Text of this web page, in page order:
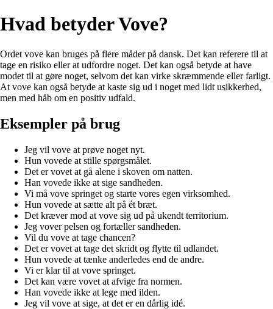
Hvad betyder Vove?
Ordet vove kan bruges på flere måder på dansk. Det kan referere til at
tage en risiko eller at udfordre noget. Det kan også betyde at have
modet til at gøre noget, selvom det kan virke skræmmende eller farligt.
At vove kan også betyde at kaste sig ud i noget med lidt usikkerhed,
men med håb om en positiv udfald.
Eksempler på brug
Jeg vil vove at prøve noget nyt.
Hun vovede at stille spørgsmålet.
Det er vovet at gå alene i skoven om natten.
Han vovede ikke at sige sandheden.
Vi må vove springet og starte vores egen virksomhed.
Hun vovede at sætte alt på ét bræt.
Det kræver mod at vove sig ud på ukendt territorium.
Jeg vover pelsen og fortæller sandheden.
Vil du vove at tage chancen?
Det er vovet at tage det skridt og flytte til udlandet.
Hun vovede at tænke anderledes end de andre.
Vi er klar til at vove springet.
Det kan være vovet at afvige fra normen.
Han vovede ikke at lege med ilden.
Jeg vil vove at sige, at det er en dårlig idé.